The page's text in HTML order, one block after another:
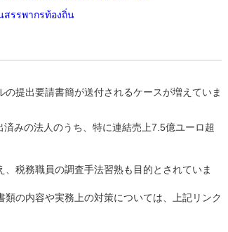
สรรพากรท้องถิ่น
提出要請書簡が送付されるケースが増えていま
みの法人のうち、特に連結売上7.5億ユーロ超
税務職員の調査手法習熟も目的とされていま
の内容や実務上の対策については、上記リンク